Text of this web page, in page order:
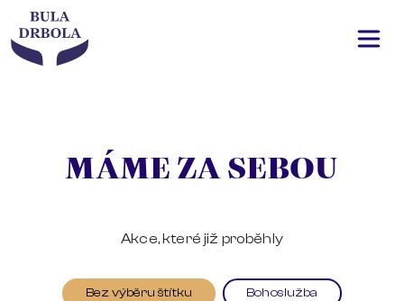
MÁME ZA SEBOU
Akce, které již proběhly
Bez výběru štítku Bohoslužba